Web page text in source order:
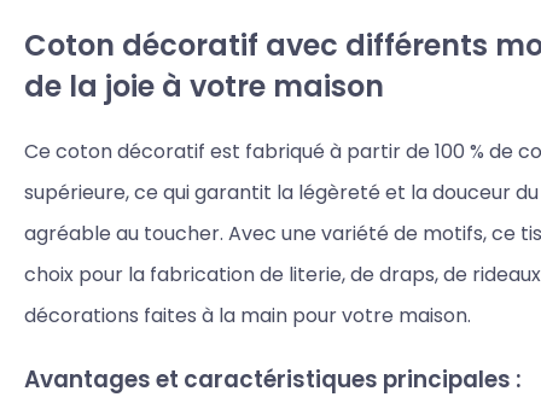
Coton décoratif avec différents
de la joie à votre maison
Ce coton décoratif est fabriqué à partir de 100 % de
supérieure, ce qui garantit la légèreté et la douceur
agréable au toucher. Avec une variété de motifs, ce
choix pour la fabrication de literie, de draps, de
décorations faites à la main pour votre maison.
Avantages et caractéristiques principales :